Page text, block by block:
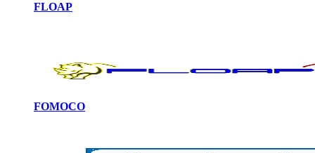
FLOAP
FOMOCO